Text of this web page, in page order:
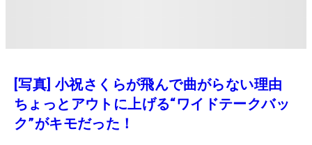
[写真] 小祝さくらが飛んで曲がらない理由
ちょっとアウトに上げる“ワイドテークバッ
ク”がキモだった！